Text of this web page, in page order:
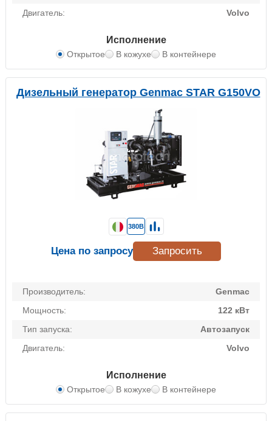
Двигатель:
Volvo
Исполнение
Открытое В кожухе В контейнере
Дизельный генератор Genmac STAR G150VO
Производитель:
Genmac
Мощность:
122 кВт
Тип запуска:
Автозапуск
Двигатель:
Volvo
Исполнение
Открытое В кожухе В контейнере
380В
Цена по запросу Запросить